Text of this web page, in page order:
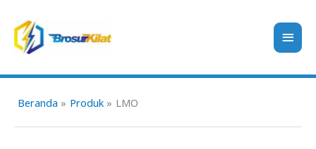
konten
Beranda Produk LMO